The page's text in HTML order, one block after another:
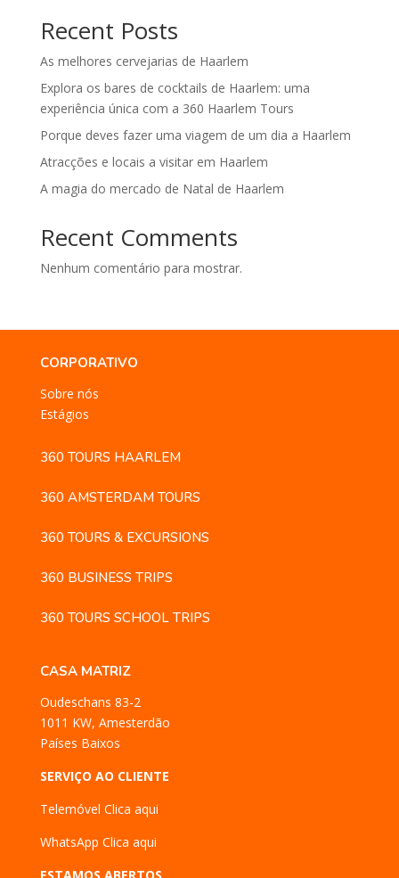
Recent Posts
As melhores cervejarias de Haarlem
Explora os bares de cocktails de Haarlem: uma
experiência única com a 360 Haarlem Tours
Porque deves fazer uma viagem de um dia a Haarlem
Atracções e locais a visitar em Haarlem
A magia do mercado de Natal de Haarlem
Recent Comments
Nenhum comentário para mostrar.
CORPORATIVO
Sobre nós
Estágios
360 TOURS HAARLEM
360 AMSTERDAM TOURS
360 TOURS & EXCURSIONS
360 BUSINESS TRIPS
360 TOURS SCHOOL TRIPS
CASA MATRIZ
Oudeschans 83-2
1011 KW, Amesterdão
Países Baixos
SERVIÇO AO CLIENTE
Telemóvel Clica aqui
WhatsApp Clica aqui